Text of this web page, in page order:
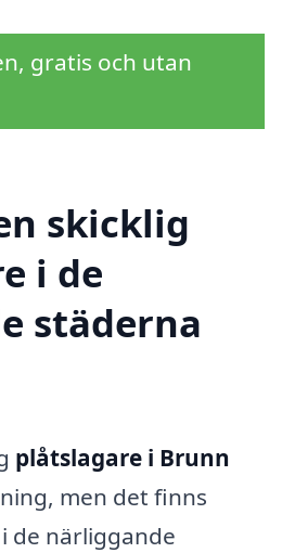
gratis och utan
skicklig
i de
städerna
plåtslagare i Brunn
men det finns
de närliggande